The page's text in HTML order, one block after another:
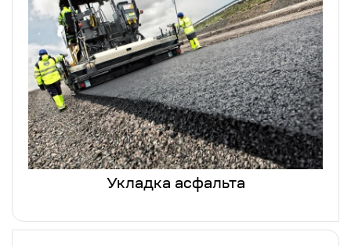
Укладка асфальта